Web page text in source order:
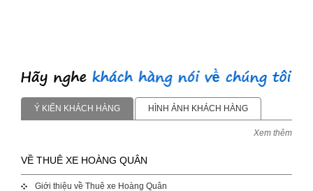
Ý KIẾN KHÁCH HÀNG HÌNH ẢNH KHÁCH HÀNG
Xem thêm
VỀ THUÊ XE HOÀNG QUÂN
Giới thiệu về Thuê xe Hoàng Quân